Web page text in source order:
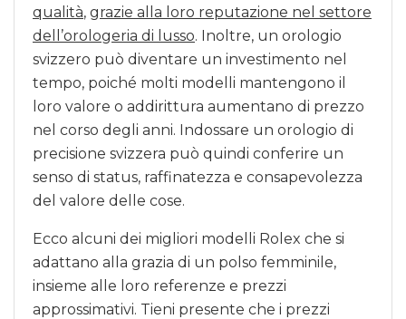
qualità, grazie alla loro reputazione nel settore
dell’orologeria di lusso. Inoltre, un orologio
svizzero può diventare un investimento nel
tempo, poiché molti modelli mantengono il
loro valore o addirittura aumentano di prezzo
nel corso degli anni. Indossare un orologio di
precisione svizzera può quindi conferire un
senso di status, raffinatezza e consapevolezza
del valore delle cose.
Ecco alcuni dei migliori modelli Rolex che si
adattano alla grazia di un polso femminile,
insieme alle loro referenze e prezzi
approssimativi. Tieni presente che i prezzi